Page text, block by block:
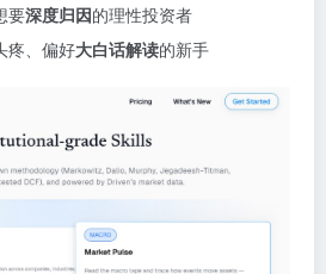
要深度归因的理性投资者
疼、偏好大白话解读的新手